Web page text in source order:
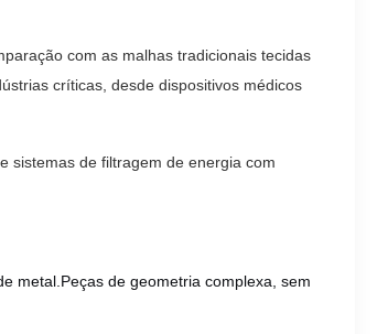
com as malhas tradicionais tecidas
críticas, desde dispositivos médicos
sistemas de filtragem de energia com
metal.Peças de geometria complexa, sem